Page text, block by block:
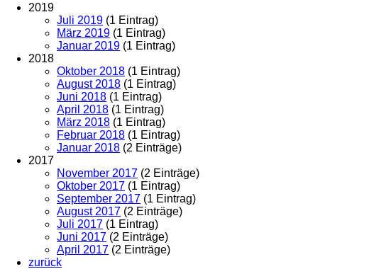
2019
Juli 2019 (1 Eintrag)
März 2019 (1 Eintrag)
Januar 2019 (1 Eintrag)
2018
Oktober 2018 (1 Eintrag)
August 2018 (1 Eintrag)
Juni 2018 (1 Eintrag)
April 2018 (1 Eintrag)
März 2018 (1 Eintrag)
Februar 2018 (1 Eintrag)
Januar 2018 (2 Einträge)
2017
November 2017 (2 Einträge)
Oktober 2017 (1 Eintrag)
September 2017 (1 Eintrag)
August 2017 (2 Einträge)
Juli 2017 (1 Eintrag)
Juni 2017 (2 Einträge)
April 2017 (2 Einträge)
zurück